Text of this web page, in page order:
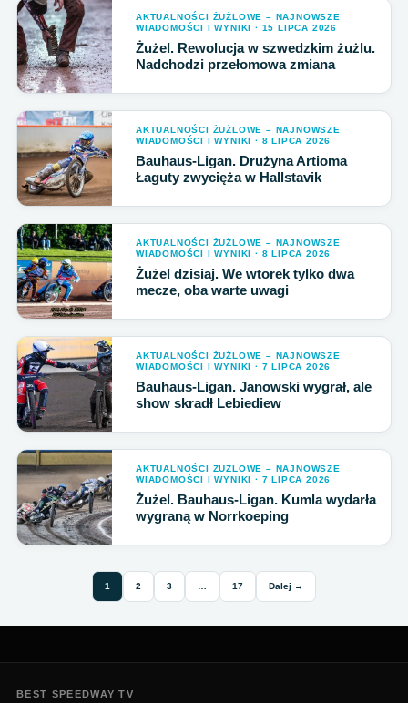
AKTUALNOŚCI ŻUŻLOWE – NAJNOWSZE
WIADOMOŚCI I WYNIKI · 15 LIPCA 2026
Żużel. Rewolucja w szwedzkim żużlu.
Nadchodzi przełomowa zmiana
AKTUALNOŚCI ŻUŻLOWE – NAJNOWSZE
WIADOMOŚCI I WYNIKI · 8 LIPCA 2026
Bauhaus-Ligan. Drużyna Artioma
Łaguty zwycięża w Hallstavik
AKTUALNOŚCI ŻUŻLOWE – NAJNOWSZE
WIADOMOŚCI I WYNIKI · 8 LIPCA 2026
Żużel dzisiaj. We wtorek tylko dwa
mecze, oba warte uwagi
AKTUALNOŚCI ŻUŻLOWE – NAJNOWSZE
WIADOMOŚCI I WYNIKI · 7 LIPCA 2026
Bauhaus-Ligan. Janowski wygrał, ale
show skradł Lebiediew
AKTUALNOŚCI ŻUŻLOWE – NAJNOWSZE
WIADOMOŚCI I WYNIKI · 7 LIPCA 2026
Żużel. Bauhaus-Ligan. Kumla wydarła
wygraną w Norrkoeping
1 2 3 17 Dalej →
BEST SPEEDWAY TV